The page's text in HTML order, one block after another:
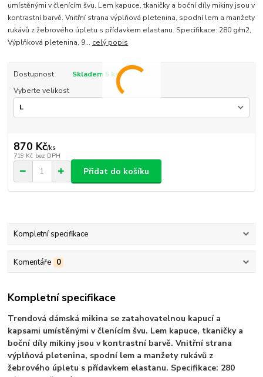
umístěnými v členícím švu. Lem kapuce, tkaničky a boční díly mikiny jsou v
kontrastní barvě. Vnitřní strana výplňová pletenina, spodní lem a manžety
rukávů z žebrového úpletu s přídavkem elastanu. Specifikace: 280 g/m2,
Výplňková pletenina, 9... celý popis
Dostupnost
Skladem 5 ks
Vyberte velikost
870 Kč/ks
719 Kč bez DPH
Přidat do košíku
Kompletní specifikace
Komentáře 0
Kompletní specifikace
Trendová dámská mikina se zatahovatelnou kapucí a
kapsami umístěnými v členícím švu. Lem kapuce, tkaničky a
boční díly mikiny jsou v kontrastní barvě. Vnitřní strana
výplňová pletenina, spodní lem a manžety rukávů z
žebrového úpletu s přídavkem elastanu. Specifikace: 280